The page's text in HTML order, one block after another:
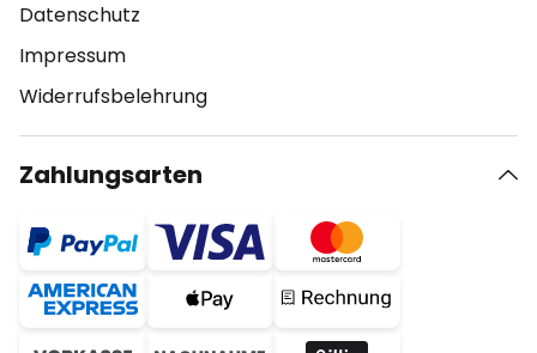
Datenschutz
Impressum
Widerrufsbelehrung
Zahlungsarten